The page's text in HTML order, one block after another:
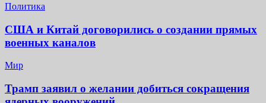
Политика
США и Китай договорились о создании прямых
военных каналов
Мир
Трамп заявил о желании добиться сокращения